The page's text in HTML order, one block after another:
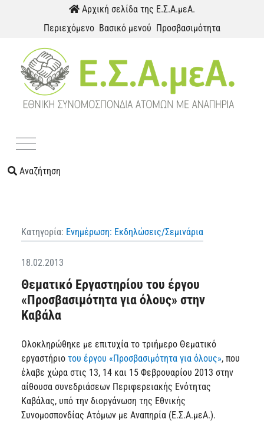
Παράκαμψη προς το περιεχόμενοΑρχική σελίδα της Ε.Σ.Α.μεΑ.
Περιεχόμενο Βασικό μενού Προσβασιμότητα
Αναζήτηση
Κατηγορία: Ενημέρωση: Εκδηλώσεις/Σεμινάρια
18.02.2013
Θεματικό Εργαστηρίου του έργου
«Προσβασιμότητα για όλους» στην
Καβάλα
Ολοκληρώθηκε με επιτυχία το τριήμερο Θεματικό
εργαστήριο του έργου «Προσβασιμότητα για όλους», που
έλαβε χώρα στις 13, 14 και 15 Φεβρουαρίου 2013 στην
αίθουσα συνεδριάσεων Περιφερειακής Ενότητας
Καβάλας, υπό την διοργάνωση της Εθνικής
Συνομοσπονδίας Ατόμων με Αναπηρία (Ε.Σ.Α.μεΑ.).